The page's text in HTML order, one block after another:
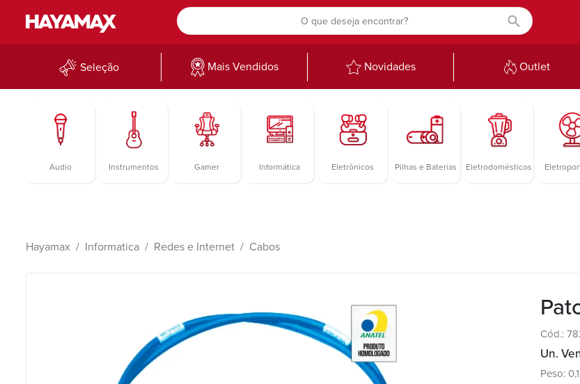
Seleção Mais Vendidos Novidades Outlet
Áudio Instrumentos Gamer Informática Eletrônicos Pilhas e Baterias Eletrodomésticos
Hayamax Informatica Redes e Internet Cabos
Cód.:
Un.
Peso: